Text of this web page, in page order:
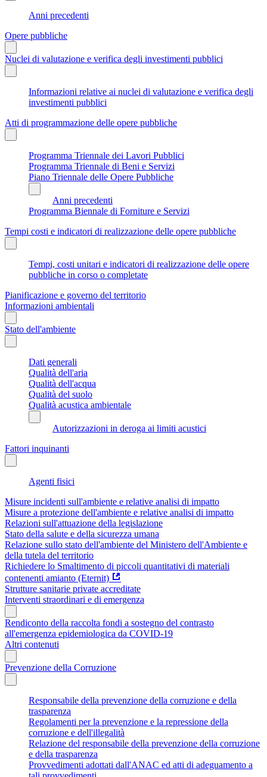
Anni precedenti
Opere pubbliche
Nuclei di valutazione e verifica degli investimenti pubblici
Informazioni relative ai nuclei di valutazione e verifica degli
investimenti pubblici
Atti di programmazione delle opere pubbliche
Programma Triennale dei Lavori Pubblici
Programma Triennale di Beni e Servizi
Piano Triennale delle Opere Pubbliche
Anni precedenti
Programma Biennale di Forniture e Servizi
Tempi costi e indicatori di realizzazione delle opere pubbliche
Tempi, costi unitari e indicatori di realizzazione delle opere
pubbliche in corso o completate
Pianificazione e governo del territorio
Informazioni ambientali
Stato dell'ambiente
Dati generali
Qualità dell'aria
Qualità dell'acqua
Qualità del suolo
Qualità acustica ambientale
Autorizzazioni in deroga ai limiti acustici
Fattori inquinanti
Agenti fisici
Misure incidenti sull'ambiente e relative analisi di impatto
Misure a protezione dell'ambiente e relative analisi di impatto
Relazioni sull'attuazione della legislazione
Stato della salute e della sicurezza umana
Relazione sullo stato dell'ambiente del Ministero dell'Ambiente e
della tutela del territorio
Richiedere lo Smaltimento di piccoli quantitativi di materiali
contenenti amianto (Eternit)
Strutture sanitarie private accreditate
Interventi straordinari e di emergenza
Rendiconto della raccolta fondi a sostegno del contrasto
all'emergenza epidemiologica da COVID-19
Altri contenuti
Prevenzione della Corruzione
Responsabile della prevenzione della corruzione e della
trasparenza
Regolamenti per la prevenzione e la repressione della
corruzione e dell'illegalità
Relazione del responsabile della prevenzione della corruzione
e della trasparenza
Provvedimenti adottati dall'ANAC ed atti di adeguamento a